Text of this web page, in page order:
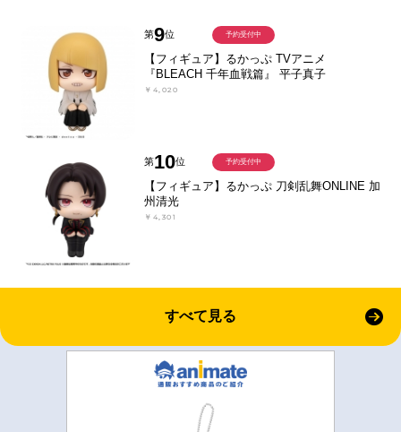
第9位
【フィギュア】るかっぷ TVアニメ
『BLEACH 千年血戦篇』 平子真子
￥4,020
予約受付中
第10位
【フィギュア】るかっぷ 刀剣乱舞ONLINE 加
州清光
￥4,301
予約受付中
すべて見る